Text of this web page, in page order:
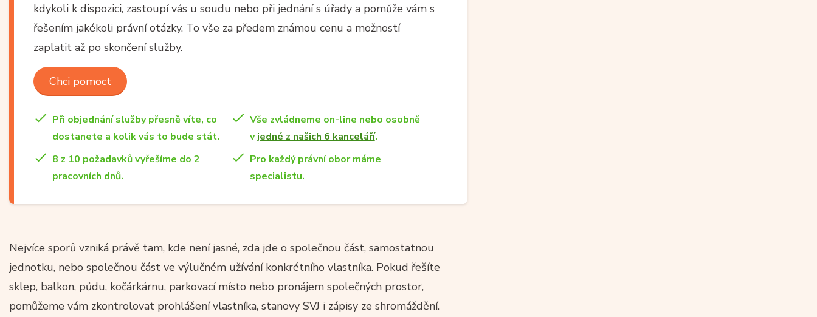
kdykoli k dispozici, zastoupí vás u soudu nebo při jednání s úřady a pomůže vám s
řešením jakékoli právní otázky. To vše za předem známou cenu a možností
zaplatit až po skončení služby.
Chci pomoct
Při objednání služby přesně víte, co
dostanete a kolik vás to bude stát.
Vše zvládneme on-line nebo osobně
vjedné z našich 6 kanceláří.
8 z 10 požadavků vyřešíme do 2
pracovních dnů.
Pro každý právní obor máme
specialistu.
Nejvíce sporů vzniká právě tam, kde není jasné, zda jde o společnou část, samostatnou
jednotku, nebo společnou část ve výlučném užívání konkrétního vlastníka. Pokud řešíte
sklep, balkon, půdu, kočárkárnu, parkovací místo nebo pronájem společných prostor,
pomůžeme vám zkontrolovat prohlášení vlastníka, stanovy SVJ i zápisy ze shromáždění.